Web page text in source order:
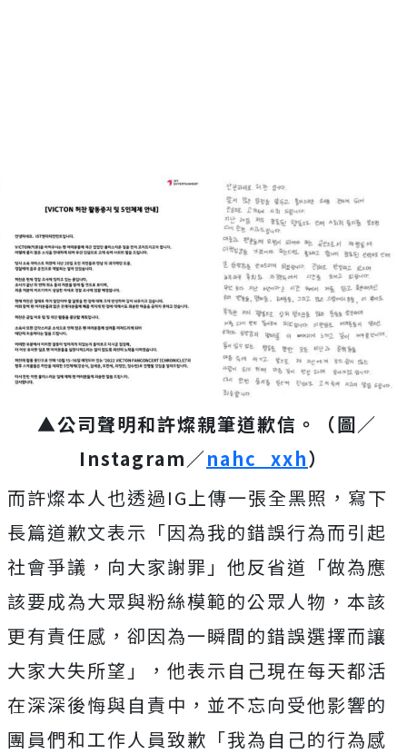
▲公司聲明和許燦親筆道歉信。（圖／
Instagram／nahc_xxh）
而許燦本人也透過IG上傳一張全黑照，寫下
長篇道歉文表示「因為我的錯誤行為而引起
社會爭議，向大家謝罪」他反省道「做為應
該要成為大眾與粉絲模範的公眾人物，本該
更有責任感，卻因為一瞬間的錯誤選擇而讓
大家大失所望」，他表示自己現在每天都活
在深深後悔與自責中，並不忘向受他影響的
團員們和工作人員致歉「我為自己的行為感